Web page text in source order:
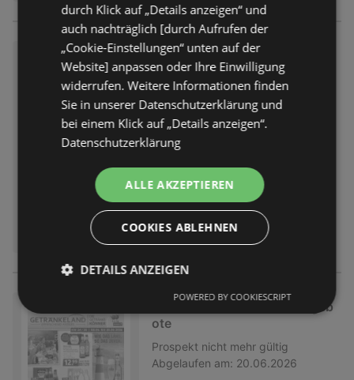
Getränkeland: Getränkeangeb
ote
Abgelaufen am: 20.06.2026
Getränkeland: Getränkeangeb
ote
Prospekt nicht mehr gültig
Abgelaufen am: 20.06.2026
durch Klick auf „Details anzeigen“ und
auch nachträglich [durch Aufrufen der
„Cookie-Einstellungen“ unten auf der
Website] anpassen oder Ihre Einwilligung
widerrufen. Weitere Informationen finden
Sie in unserer Datenschutzerklärung und
bei einem Klick auf „Details anzeigen“.
Datenschutzerklärung
ALLE AKZEPTIEREN
COOKIES ABLEHNEN
DETAILS ANZEIGEN
POWERED BY COOKIESCRIPT